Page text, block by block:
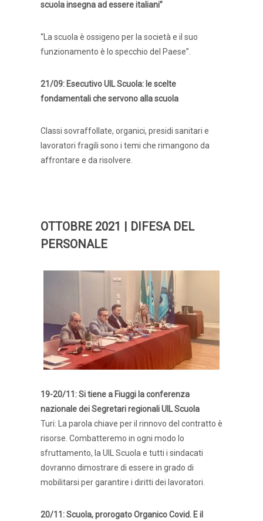
scuola insegna ad essere italiani”
“La scuola è ossigeno per la società e il suo
funzionamento è lo specchio del Paese”.
21/09: Esecutivo UIL Scuola: le scelte
fondamentali che servono alla scuola
Classi sovraffollate, organici, presidi sanitari e
lavoratori fragili sono i temi che rimangono da
affrontare e da risolvere.
OTTOBRE 2021 | DIFESA DEL
PERSONALE
19-20/11: Si tiene a Fiuggi la conferenza
nazionale dei Segretari regionali UIL Scuola
Turi: La parola chiave per il rinnovo del contratto è
risorse. Combatteremo in ogni modo lo
sfruttamento, la UIL Scuola e tutti i sindacati
dovranno dimostrare di essere in grado di
mobilitarsi per garantire i diritti dei lavoratori.
20/11: Scuola, prorogato Organico Covid. E il